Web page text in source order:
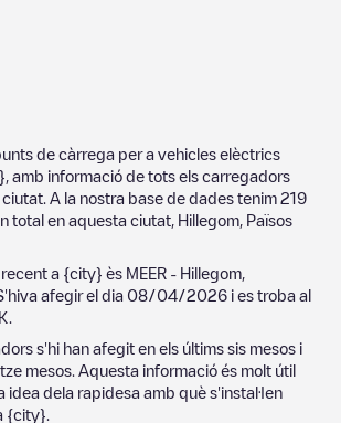
de càrrega per a vehicles elèctrics
, amb informació de tots els carregadors
A la nostra base de dades tenim 219
total en aquesta ciutat, Hillegom Països
a {city} ès MEER - Hillegom,
S'hiva afegir el dia 08/04/2026 i es troba al
s'hi han afegit en els últims sis mesos i
mesos. Aquesta informació és molt útil
idea dela rapidesa amb què s'instal·len
{city}